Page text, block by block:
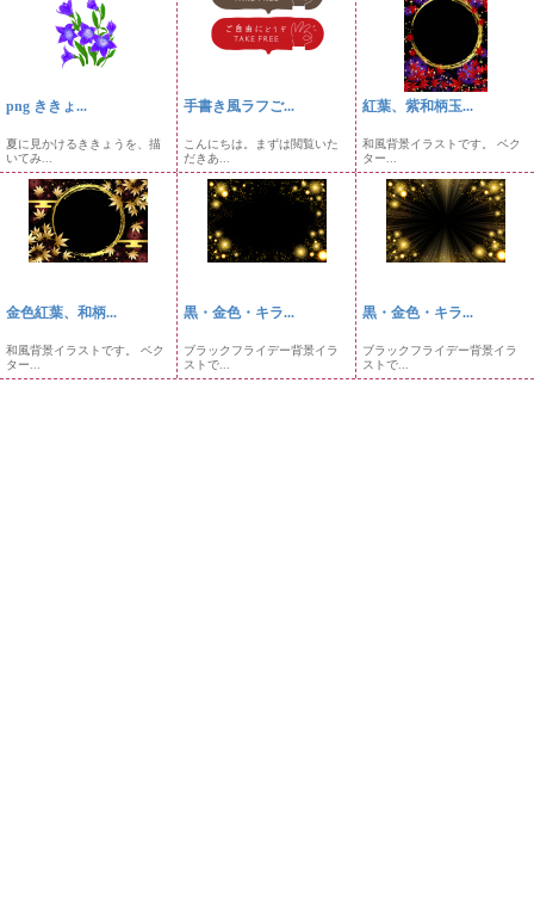
png ききょ...
夏に見かけるききょうを、描
いてみ...
手書き風ラフご...
こんにちは。まずは閲覧いた
だきあ...
紅葉、紫和柄玉...
和風背景イラストです。 ベク
ター...
金色紅葉、和柄...
和風背景イラストです。 ベク
ター...
黒・金色・キラ...
ブラックフライデー背景イラ
ストで...
黒・金色・キラ...
ブラックフライデー背景イラ
ストで...